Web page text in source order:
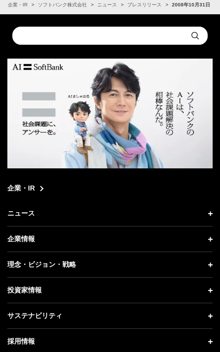
企業・IR ソフトバンク株式会社 ニュース プレスリリース 2008年10月31日
Conduct
a
Submit
企業・IR
ニュース
ニュース トップ
プレスリリース
更新情報
記者説明会
企業情報
企業情報 トップ
社長メッセージ
事業紹介
ガバナンス
理念・ビジョン・戦略
理念・ビジョン・戦略 トップ
成長戦略「Activate AI for Society」
人材戦略
投資家情報
投資家情報 トップ
経営方針
サステナビリティ
サステナビリティ トップ
採用情報